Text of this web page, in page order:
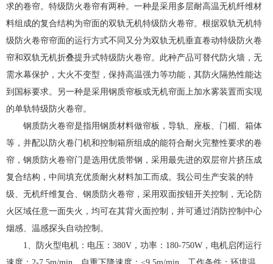
求的卷帘。特级防火卷帘有两种。一种是采用多层耐高温无机纤维材
料组成的复合结构为帘面的双轨无机特级防火卷帘。根据双轨无机特
级防火卷帘帘面的运行方式不同又分为双轨无机垂直卷动特级防火卷
帘和双轨无机折叠提升式特级防火卷帘。此种产品可替代防火墙，无
需水幕保护，大火不变型，保持高温强力等功能，其防火隔热性能达
到国标要求。另一种是采用钢质帘板或无机帘面上加水雾装置而实现
的单轨特级防火卷帘。
钢质防火卷帘是指用钢质材料做帘板，导轨、座板、门楣、箱体
等，并配以防火卷门机和控制箱所组成的能符合耐火完整性要求的卷
帘，钢质防火卷帘门是选用优质带钢，采用最先进的双层帘片挤压成
复合结构，中间填充优质耐火材料加工而成。我公司生产安装的特
级、无机纤维复合、钢质防火卷帘，采用双面按钮开关控制，无论防
火区域任意一面失火，均可在其背火面控制，并可通过消防控制中心
烟感、温感探头自动控制。
1、防火型电机：电压：380V，功率：180-750W，电机启闭运行